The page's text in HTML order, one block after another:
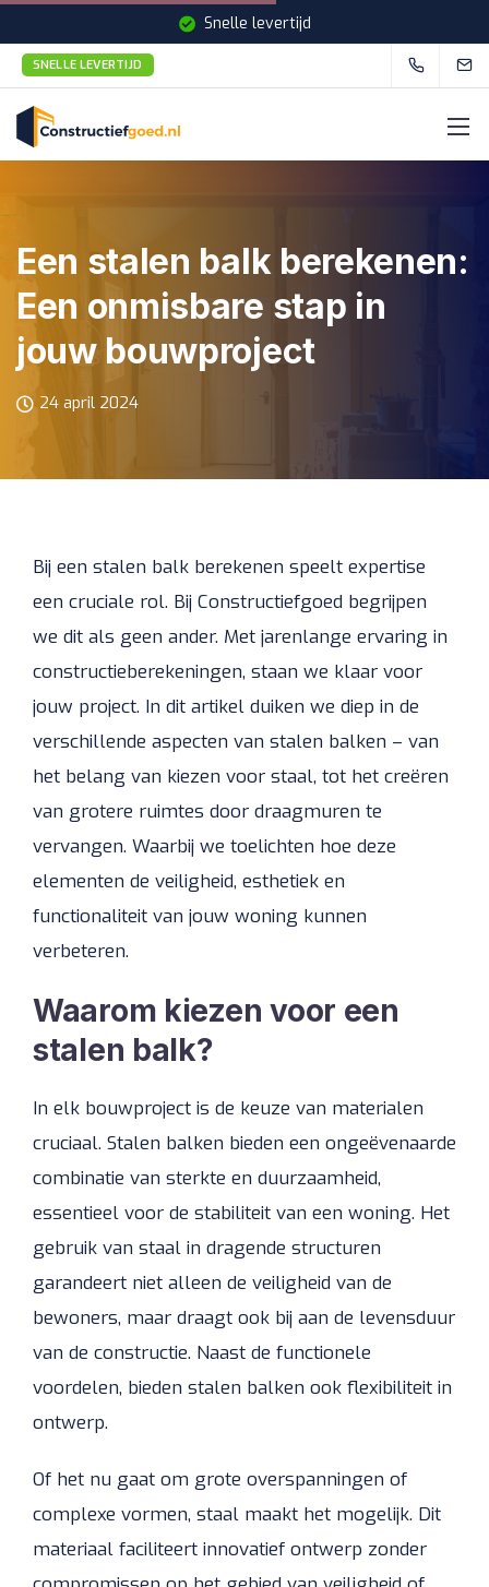
Snelle levertijd
SNELLE LEVERTIJD
Een stalen balk berekenen:
Een onmisbare stap in
jouw bouwproject
24 april 2024
Bij een stalen balk berekenen speelt expertise
een cruciale rol. Bij Constructiefgoed begrijpen
we dit als geen ander. Met jarenlange ervaring in
constructieberekeningen, staan we klaar voor
jouw project. In dit artikel duiken we diep in de
verschillende aspecten van stalen balken – van
het belang van kiezen voor staal, tot het creëren
van grotere ruimtes door draagmuren te
vervangen. Waarbij we toelichten hoe deze
elementen de veiligheid, esthetiek en
functionaliteit van jouw woning kunnen
verbeteren.
Waarom kiezen voor een
stalen balk?
In elk bouwproject is de keuze van materialen
cruciaal. Stalen balken bieden een ongeëvenaarde
combinatie van sterkte en duurzaamheid,
essentieel voor de stabiliteit van een woning. Het
gebruik van staal in dragende structuren
garandeert niet alleen de veiligheid van de
bewoners, maar draagt ook bij aan de levensduur
van de constructie. Naast de functionele
voordelen, bieden stalen balken ook flexibiliteit in
ontwerp.
Of het nu gaat om grote overspanningen of
complexe vormen, staal maakt het mogelijk. Dit
materiaal faciliteert innovatief ontwerp zonder